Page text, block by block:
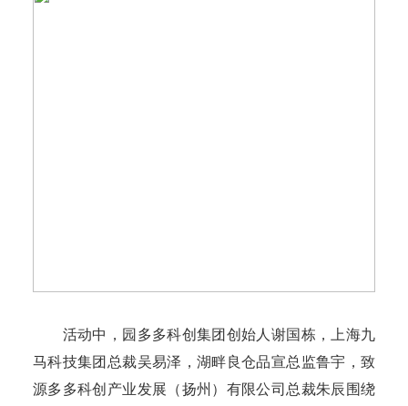
活动中，园多多科创集团创始人谢国栋，上海九
马科技集团总裁吴易泽，湖畔良仓品宣总监鲁宇，致
源多多科创产业发展（扬州）有限公司总裁朱辰围绕